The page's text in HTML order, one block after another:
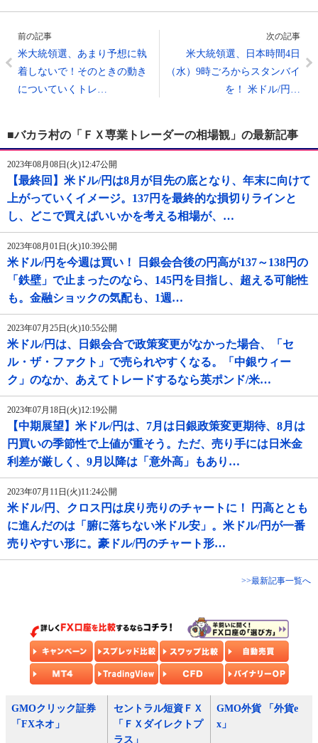
前の記事
米大統領選、あまり予想に執
着しないで！そのときの動き
についていくトレ…
次の記事
米大統領選、日本時間4日
（水）9時ごろからスタンバイ
を！ 米ドル/円…
■バカラ村の「ＦＸ専業トレーダーの相場観」の最新記事
2023年08月08日(火)12:47公開
【最終回】米ドル/円は8月が目先の底となり、年末に向けて
上がっていくイメージ。137円を最終的な損切りラインと
し、どこで買えばいいかを考える相場が、…
2023年08月01日(火)10:39公開
米ドル/円を今週は買い！ 日銀会合後の円高が137～138円の
「鉄壁」で止まったのなら、145円を目指し、超える可能性
も。金融ショックの気配も、1週…
2023年07月25日(火)10:55公開
米ドル/円は、日銀会合で政策変更がなかった場合、「セ
ル・ザ・ファクト」で売られやすくなる。「中銀ウィー
ク」のなか、あえてトレードするなら英ポンド/米…
2023年07月18日(火)12:19公開
【中期展望】米ドル/円は、7月は日銀政策変更期待、8月は
円買いの季節性で上値が重そう。ただ、売り手には日米金
利差が厳しく、9月以降は「意外高」もあり…
2023年07月11日(火)11:24公開
米ドル/円、クロス円は戻り売りのチャートに！ 円高ととも
に進んだのは「腑に落ちない米ドル安」。米ドル/円が一番
売りやすい形に。豪ドル/円のチャート形…
>>最新記事一覧へ
GMOクリック証券
「FXネオ」
セントラル短資ＦＸ
「ＦＸダイレクトプ
ラス」
GMO外貨 「外貨e
x」